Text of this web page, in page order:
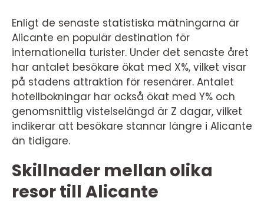
Enligt de senaste statistiska mätningarna är
Alicante en populär destination för
internationella turister. Under det senaste året
har antalet besökare ökat med X%, vilket visar
på stadens attraktion för resenärer. Antalet
hotellbokningar har också ökat med Y% och
genomsnittlig vistelselängd är Z dagar, vilket
indikerar att besökare stannar längre i Alicante
än tidigare.
Skillnader mellan olika
resor till Alicante